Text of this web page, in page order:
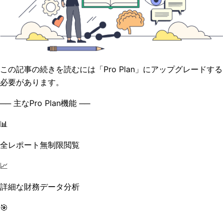
この記事の続きを読むには「Pro Plan」にアップグレードする
必要があります。
── 主なPro Plan機能 ──
📊
全レポート無制限閲覧
📈
詳細な財務データ分析
🎯